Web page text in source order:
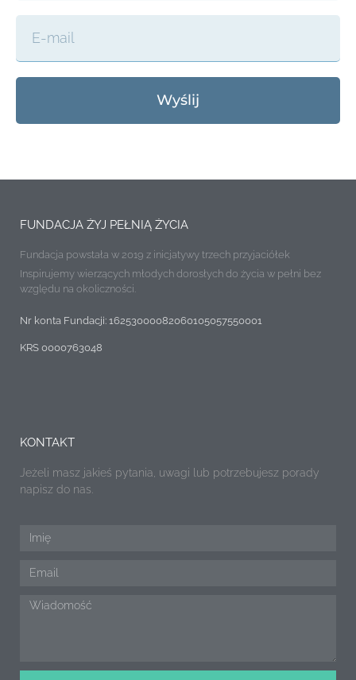
Wyślij
FUNDACJA ŻYJ PEŁNIĄ ŻYCIA
Fundacja powstała w 2019 z inicjatywy trzech przyjaciółek
Inspirujemy wierzących młodych dorosłych do życia w pełni bez
względu na okoliczności.
Nr konta Fundacji: 16253000082060105057550001
KRS 0000763048
KONTAKT
Jeżeli masz jakieś pytania, uwagi lub potrzebujesz porady
napisz do nas.